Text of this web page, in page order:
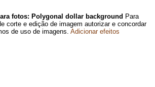
fotos: Polygonal dollar background Para
corte e edição de imagem autorizar e concordar
de uso de imagens. Adicionar efeitos